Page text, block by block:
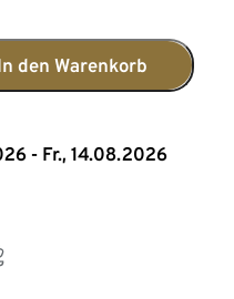
den Warenkorb
- Fr., 14.08.2026